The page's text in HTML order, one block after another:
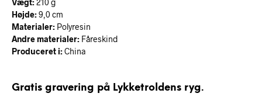
Vægt:210 g
Højde:9,0 cm
Materialer: Polyresin
Andre materialer: Fåreskind
Produceret i:China
Gratis gravering på Lykketroldens ryg.